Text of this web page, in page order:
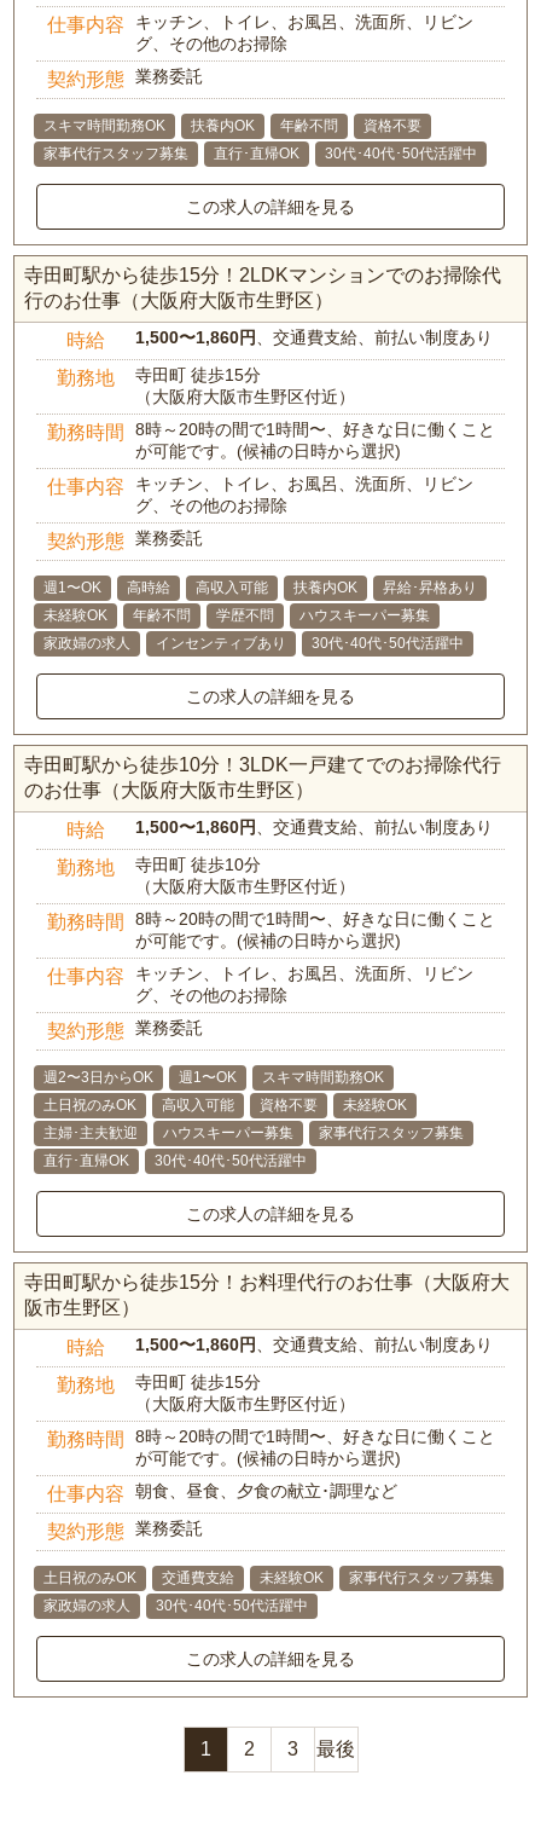
仕事内容
キッチン、トイレ、お風呂、洗面所、リビン
グ、その他のお掃除
契約形態 業務委託
スキマ時間勤務OK 扶養内OK 年齢不問
資格不要
家事代行スタッフ募集
直行･直帰OK 30代･40代･50代活躍中
この求人の詳細を見る
寺田町駅から徒歩15分！2LDKマンションでのお掃除代
行のお仕事（大阪府大阪市生野区）
時給 1,500〜1,860円 、交通費支給、前払い制度あり
勤務地
寺田町 徒歩15分
（大阪府大阪市生野区付近）
勤務時間
8時～20時の間で1時間〜、好きな日に働くこと
が可能です。(候補の日時から選択)
仕事内容
キッチン、トイレ、お風呂、洗面所、リビン
グ、その他のお掃除
契約形態 業務委託
週1〜OK 高時給 高収入可能 扶養内OK
昇給･昇格あり
未経験OK
年齢不問 学歴不問
ハウスキーパー募集
家政婦の求人
インセンティブあり 30代･40代･50代活躍中
この求人の詳細を見る
寺田町駅から徒歩10分！3LDK一戸建てでのお掃除代行
のお仕事（大阪府大阪市生野区）
時給 1,500〜1,860円 、交通費支給、前払い制度あり
勤務地
寺田町 徒歩10分
（大阪府大阪市生野区付近）
勤務時間
8時～20時の間で1時間〜、好きな日に働くこと
が可能です。(候補の日時から選択)
仕事内容
キッチン、トイレ、お風呂、洗面所、リビン
グ、その他のお掃除
契約形態 業務委託
週2〜3日からOK 週1〜OK
スキマ時間勤務OK
土日祝のみOK
高収入可能 資格不要
未経験OK
主婦･主夫歓迎
ハウスキーパー募集
家事代行スタッフ募集
直行･直帰OK
30代･40代･50代活躍中
この求人の詳細を見る
寺田町駅から徒歩15分！お料理代行のお仕事（大阪府大
阪市生野区）
時給 1,500〜1,860円 、交通費支給、前払い制度あり
勤務地
寺田町 徒歩15分
（大阪府大阪市生野区付近）
勤務時間
8時～20時の間で1時間〜、好きな日に働くこと
が可能です。(候補の日時から選択)
仕事内容 朝食、昼食、夕食の献立･調理など
契約形態 業務委託
土日祝のみOK 交通費支給 未経験OK
家事代行スタッフ募集
家政婦の求人
30代･40代･50代活躍中
この求人の詳細を見る
1 2 3 最後